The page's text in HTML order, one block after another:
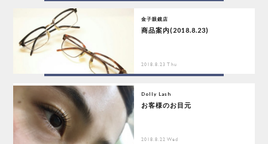
金子眼鏡店
商品案内(2018.8.23)
2018.8.23 Thu
Dolly Lash
お客様のお目元
2018.8.22 Wed